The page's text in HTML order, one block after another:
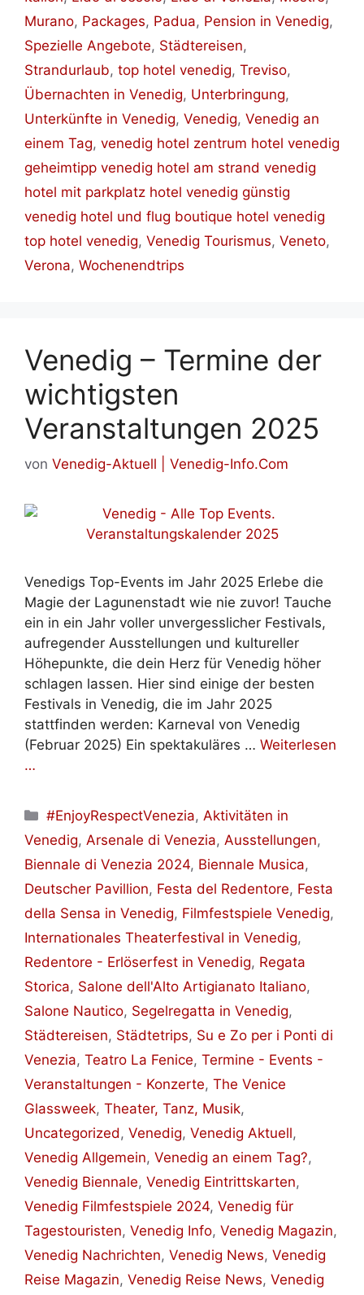
Murano, Packages, Padua, Pension in Venedig,
Spezielle Angebote, Städtereisen,
Strandurlaub, top hotel venedig, Treviso,
Übernachten in Venedig, Unterbringung,
Unterkünfte in Venedig, Venedig, Venedig an
einem Tag, venedig hotel zentrum hotel venedig
geheimtipp venedig hotel am strand venedig
hotel mit parkplatz hotel venedig günstig
venedig hotel und flug boutique hotel venedig
top hotel venedig, Venedig Tourismus, Veneto,
Verona, Wochenendtrips
Venedig – Termine der
wichtigsten
Veranstaltungen 2025
von Venedig-Aktuell | Venedig-Info.Com
Venedigs Top-Events im Jahr 2025 Erlebe die
Magie der Lagunenstadt wie nie zuvor! Tauche
ein in ein Jahr voller unvergesslicher Festivals,
aufregender Ausstellungen und kultureller
Höhepunkte, die dein Herz für Venedig höher
schlagen lassen. Hier sind einige der besten
Festivals in Venedig, die im Jahr 2025
stattfinden werden: Karneval von Venedig
(Februar 2025) Ein spektakuläres … Weiterlesen
…
Kategorien
#EnjoyRespectVenezia,Aktivitäten in
Venedig, Arsenale di Venezia, Ausstellungen,
Biennale di Venezia 2024, Biennale Musica,
Deutscher Pavillion, Festa del Redentore, Festa
della Sensa in Venedig, Filmfestspiele Venedig,
Internationales Theaterfestival in Venedig,
Redentore - Erlöserfest in Venedig, Regata
Storica, Salone dell'Alto Artigianato Italiano,
Salone Nautico, Segelregatta in Venedig,
Städtereisen, Städtetrips, Su e Zo per i Ponti di
Venezia, Teatro La Fenice, Termine - Events -
Veranstaltungen - Konzerte, The Venice
Glassweek, Theater, Tanz, Musik,
Uncategorized, Venedig, Venedig Aktuell,
Venedig Allgemein, Venedig an einem Tag?,
Venedig Biennale, Venedig Eintrittskarten,
Venedig Filmfestspiele 2024, Venedig für
Tagestouristen, Venedig Info, Venedig Magazin,
Venedig Nachrichten, Venedig News, Venedig
Reise Magazin, Venedig Reise News, Venedig